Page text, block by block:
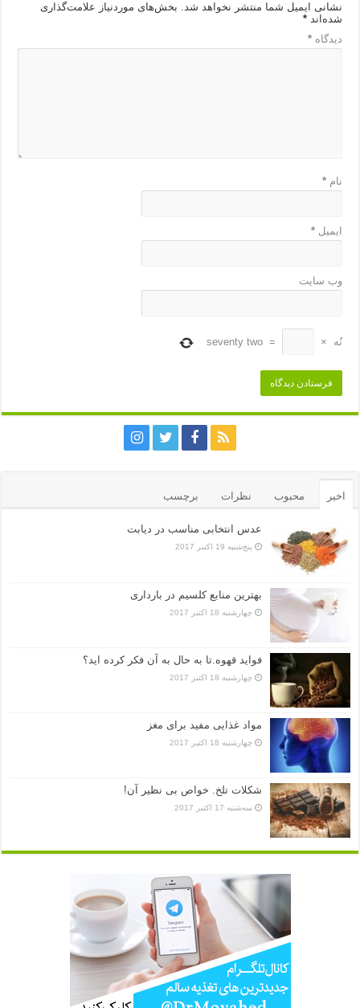
نشانی ایمیل شما منتشر نخواهد شد. بخش‌های موردنیاز علامت‌گذاری
شده‌اند*
دیدگاه*
نام*
ایمیل*
وب‌ سایت
نُه ×
=
seventy two
اخیر محبوب نظرات برچسب
عدس انتخابی مناسب در دیابت
پنج‌شنبه 19 اکتبر 2017
بهترین منابع کلسیم در بارداری
چهارشنبه 18 اکتبر 2017
فواید قهوه.تا به حال به آن فکر کرده اید؟
چهارشنبه 18 اکتبر 2017
مواد غذایی مفید برای مغز
چهارشنبه 18 اکتبر 2017
شکلات تلخ. خواص بی نظیر آن!
سه‌شنبه 17 اکتبر 2017